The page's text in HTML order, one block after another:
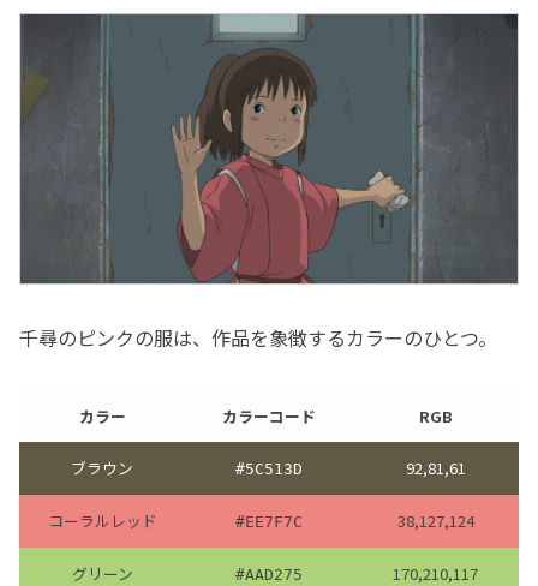
千尋のピンクの服は、作品を象徴するカラーのひとつ。
カラー カラーコード RGB
ブラウン #5C513D 92,81,61
コーラルレッド #EE7F7C 38,127,124
グリーン #AAD275 170,210,117